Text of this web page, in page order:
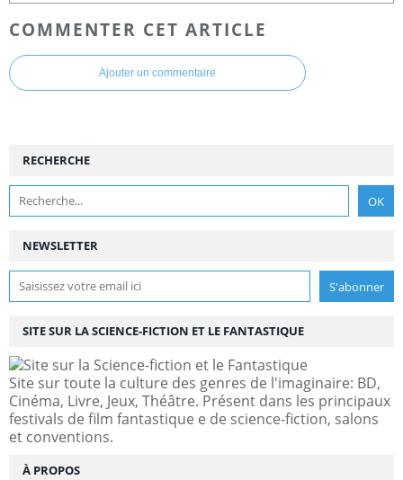
COMMENTER CET ARTICLE
Ajouter un commentaire
NEWSLETTER
RECHERCHE
SITE SUR LA SCIENCE-FICTION ET LE FANTASTIQUE
Site sur toute la culture des genres de l'imaginaire: BD,
Cinéma, Livre, Jeux, Théâtre. Présent dans les principaux
festivals de film fantastique e de science-fiction, salons
et conventions.
À PROPOS